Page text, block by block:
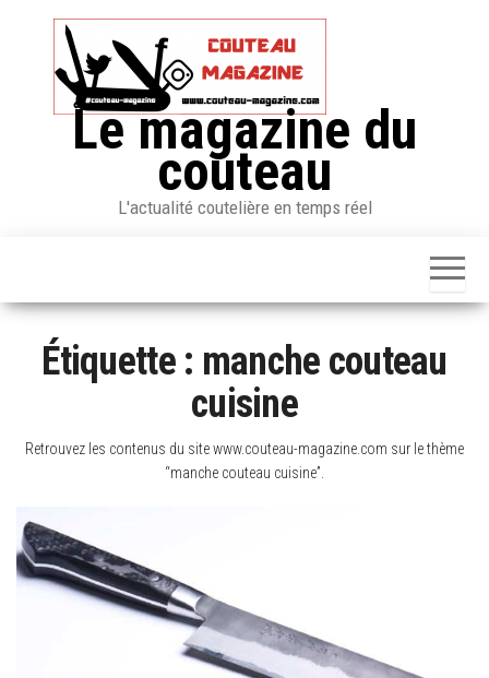
Le magazine du
couteau
L'actualité coutelière en temps réel
Étiquette : manche couteau
cuisine
Retrouvez les contenus du site www.couteau-magazine.com sur le thème
“manche couteau cuisine”.